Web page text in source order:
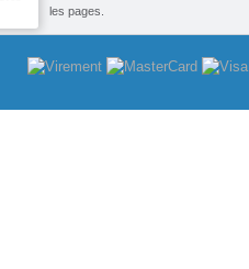
les pages.